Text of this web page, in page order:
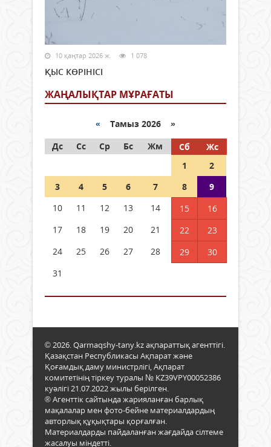
10 қаңтар 2026 ж. 1 078
ҚЫС КӨРІНІСІ
ЖАҢАЛЫҚТАР МҰРАҒАТЫ
« Тамыз 2026 »
Дс
Сс Ср Бс Жм Сб
Жс
1
2
3
4 5 6 7 8
9
10
11 12 13 14 15
16
17
18 19 20 21 22
23
24
25 26 27 28 29
30
31
© 2026. Qarmaqshy-tany.kz ақпараттық агенттігі.
Қазақстан Республикасы Ақпарат және
Қоғамдық даму министрлігі, Ақпарат
комитетінің тіркеу туралы № KZ39VPY00052386
куәлігі 21.07.2022 жылы берілген.
® Агенттік сайтында жарияланған барлық
мақалалар мен фото-бейне материалдардың
авторлық құқықтары қорғалған.
Материалдарды пайдаланған жағдайда сілтеме
жасалуы міндетті.